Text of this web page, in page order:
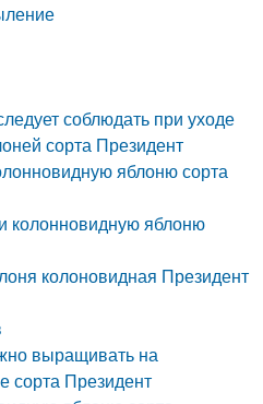
соблюдать при уходе
сорта Президент
яблоню сорта
колонновидную яблоню
колоновидная Президент
выращивать на
сорта Президент